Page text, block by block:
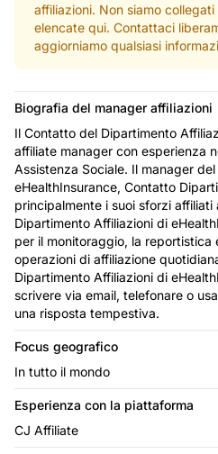
affiliazioni. Non siamo
elencate qui. Contattaci
aggiorniamo qualsiasi
Biografia del manager affiliazioni
Il Contatto del Dipartimento
affiliate manager con esperienza
Assistenza Sociale. Il manager
eHealthInsurance, Contatto
principalmente i suoi sforzi affiliati
Dipartimento Affiliazioni di
per il monitoraggio, la reportistica
operazioni di affiliazione
Dipartimento Affiliazioni di
scrivere via email, telefonare o
una risposta tempestiva.
Focus geografico
In tutto il mondo
Esperienza con la piattaforma
CJ Affiliate